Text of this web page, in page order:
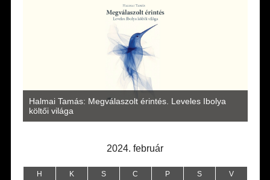
Halmai Tamás: Megválaszolt érintés. Leveles Ibolya
költői világa
2024. február
H K S C P S V